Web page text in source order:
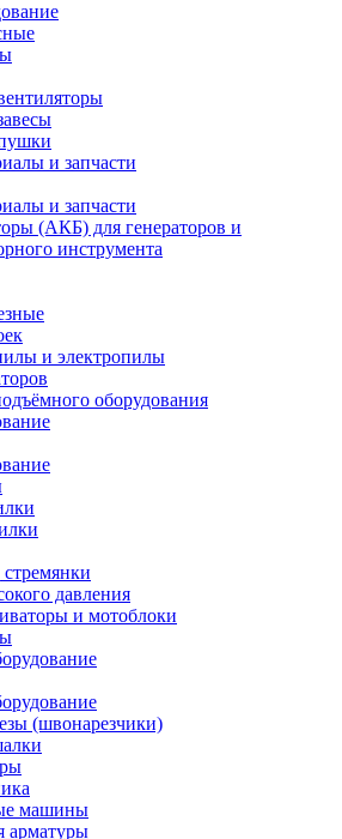
и запчасти
и запчасти
(АКБ) для генераторов и
инструмента
и электропилы
оборудования
давления
и мотоблоки
(швонарезчики)
машины
арматуры